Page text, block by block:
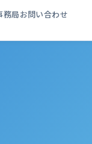
務局お問い合わせ